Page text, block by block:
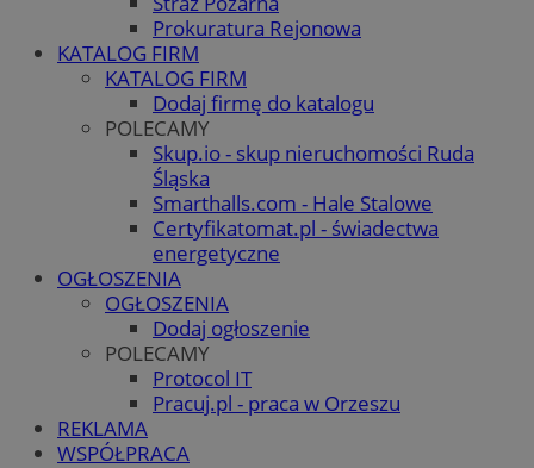
Prokuratura Rejonowa
KATALOG FIRM
KATALOG FIRM
Dodaj firmę do katalogu
POLECAMY
Skup.io - skup nieruchomości Ruda
Śląska
Smarthalls.com - Hale Stalowe
Certyfikatomat.pl - świadectwa
energetyczne
OGŁOSZENIA
OGŁOSZENIA
Dodaj ogłoszenie
POLECAMY
Protocol IT
Pracuj.pl - praca w Orzeszu
REKLAMA
WSPÓŁPRACA